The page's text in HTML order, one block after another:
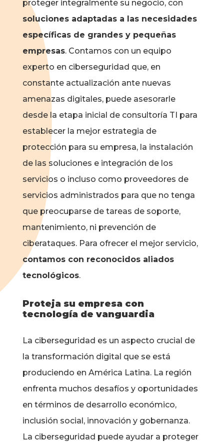
proteger integralmente su negocio, con
soluciones adaptadas a las necesidades
específicas de grandes y pequeñas
empresas. Contamos con un equipo
experto en ciberseguridad que, en
constante actualización ante nuevas
amenazas digitales, puede asesorarle
desde la etapa inicial de consultoría TI para
establecer la mejor estrategia de
protección para su empresa, la instalación
de las soluciones e integración de los
servicios o incluso como proveedores de
servicios administrados para que no tenga
que preocuparse de tareas de soporte,
mantenimiento, ni prevención de
ciberataques. Para ofrecer el mejor servicio,
contamos con reconocidos aliados
tecnológicos.
Proteja su empresa con
tecnología de vanguardia
La ciberseguridad es un aspecto crucial de
la transformación digital que se está
produciendo en América Latina. La región
enfrenta muchos desafíos y oportunidades
en términos de desarrollo económico,
inclusión social, innovación y gobernanza.
La ciberseguridad puede ayudar a proteger